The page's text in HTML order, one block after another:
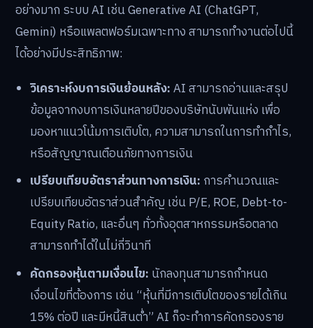
อย่างมาก ระบบ AI เช่น Generative AI (ChatGPT,
Gemini) หรือแพลตฟอร์มเฉพาะทาง สามารถทำงานต่อไปนี้
ได้อย่างมีประสิทธิภาพ:
วิเคราะห์งบการเงินย้อนหลัง:AI สามารถอ่านและสรุป
ข้อมูลจากงบการเงินหลายปีของบริษัทนับพันแห่ง เพื่อ
มองหาแนวโน้มการเติบโต, ความสามารถในการทำกำไร,
หรือสัญญาณเตือนภัยทางการเงิน
เปรียบเทียบอัตราส่วนทางการเงิน: การคำนวณและ
เปรียบเทียบอัตราส่วนสำคัญ เช่น P/E, ROE, Debt-to-
Equity Ratio, และอื่นๆ ทั่วทั้งอุตสาหกรรมหรือตลาด
สามารถทำได้ในไม่กี่วินาที
คัดกรองหุ้นตามเงื่อนไข: นักลงทุนสามารถกำหนด
เงื่อนไขที่ต้องการ เช่น “หุ้นที่มีการเติบโตของรายได้เกิน
15% ต่อปี และมีหนี้สินต่ำ” AI ก็จะทำการคัดกรองราย